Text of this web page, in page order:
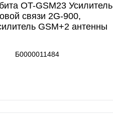
OT-GSM23 Усилитель
связи 2G-900,
GSM+2 антенны
Б0000011484